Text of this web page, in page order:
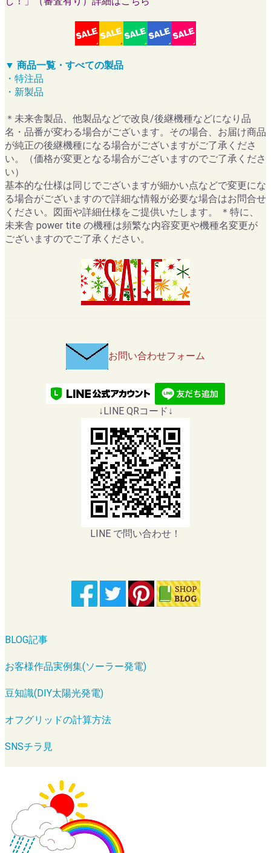
▼ 商品一覧・すべての製品
・特注品
・新製品
＊未来舎製品、他製品などで改良/後継機種などになり品
名・品番が変わる場合がございます。その場合、お届け商品
が純正の後継機種になる場合がございますがご了承くださ
い。（価格が変更となる場合がございますのでご了承くださ
い）
基本的な仕様は同じでございますが細かい点などで変更にな
る場合がございますので詳細な情報が必要な場合はお問合せ
ください。図面や詳細仕様をご提供いたします。 ＊特に、
未来舎 power tite の機種は頻繁な内容変更や機種名変更が
ございますのでご了承ください。
お問い合わせフォーム
↓LINE QRコード↓
LINE で問い合わせ！
BLOG記事
お客様作品実例集(ソーラー発電)
豆知識(DIY太陽光発電)
オフグリッドの計算方法
SNSチラ見